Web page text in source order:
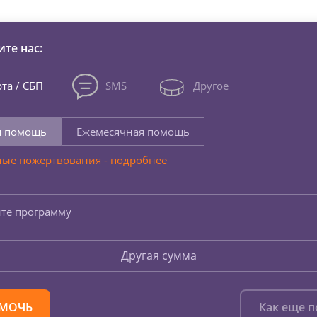
нас:
/ СБП SMS Другое
помощь
Ежемесячная помощь
пожертвования - подробнее
программу
Другая сумма
Как еще